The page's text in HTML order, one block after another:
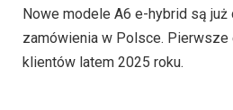
Nowe modele A6 e-hybrid są już
zamówienia w Polsce.
klientów latem 2025 roku.